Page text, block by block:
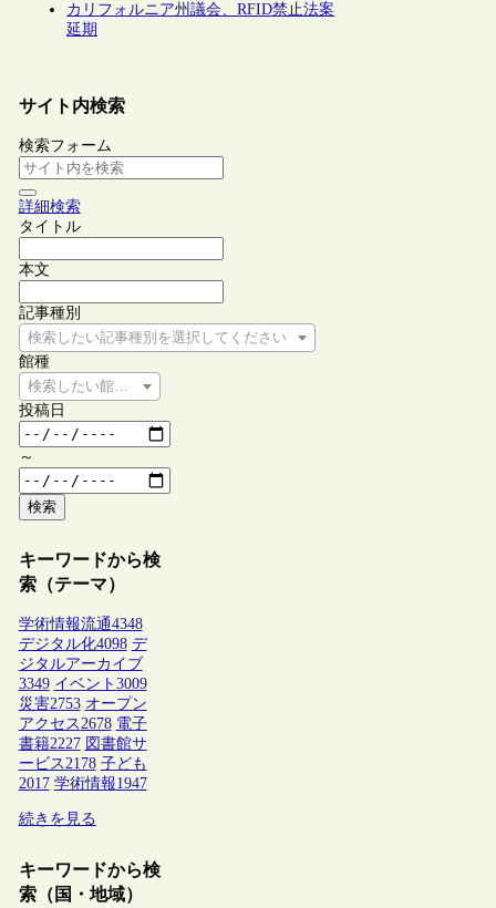
カリフォルニア州議会、RFID禁止法案
延期
サイト内検索
検索フォーム
詳細検索
タイトル
本文
記事種別
検索したい記事種別を選択してください
館種
検索したい館種を選択してください
投稿日
～
検索
キーワードから検
索（テーマ）
学術情報流通4348
デジタル化4098 デ
ジタルアーカイブ
3349 イベント 3009
災害2753 オープン
アクセス2678 電子
書籍2227 図書館サ
ービス2178 子ども
2017 学術情報1947
続きを見る
キーワードから検
索（国・地域）